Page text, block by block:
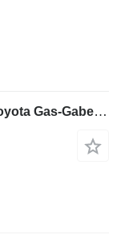
Maximus NCP2067 Motorkühler für Toyota Gas-Gabelstapler